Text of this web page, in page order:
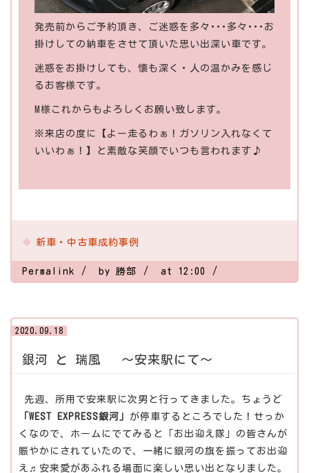
発売前からご予約頂き、ご迷惑を多々･･･多々･･･お
掛けしての納車をさせて頂いた思い出深い車です。
迷惑をお掛けしても、懐も深く・人の温かみを感じ
るお客様です。
M様これからもよろしくお願い致します。
※来店の度に【よー走るわぁ！ガソリン入れなくて
いいわぁ！】と素敵な笑顔でいつも言われます♪
新車・中古車成約事例
Permalink by 勝部 at 12:00
2020.09.18
銀河 と 瑞風 ～安来駅にて～
先週、所用で安来駅に次男と行ってきました。ちょうど
「WEST EXPRESS銀河」 が停車するところでした！せっか
くなので、ホームにでてみると「お出迎え隊」の皆さんが
賑やかにされていたので、一緒に銀河の旗を振ってお出迎
え♬安来愛があふれる場面に楽しい思い出となりました。